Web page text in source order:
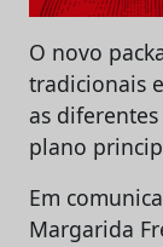
O novo
tradicionais
as
plano
Em
Margarida